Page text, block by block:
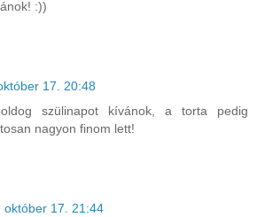
:))
17. 20:48
szülinapot kívánok, a torta pedig
nagyon finom lett!
október 17. 21:44